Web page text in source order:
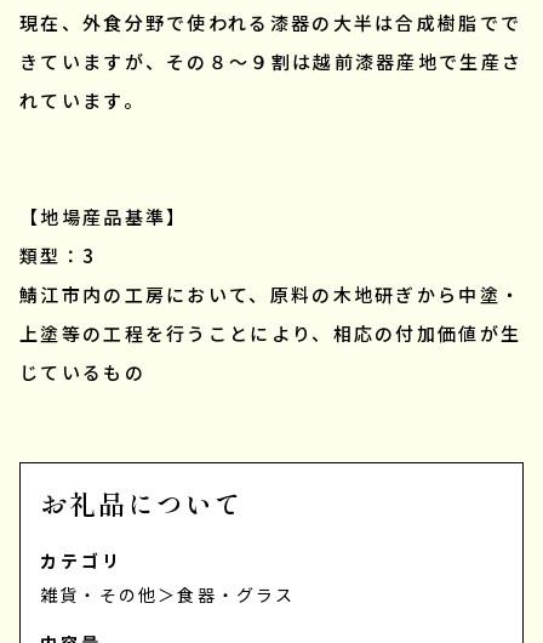
現在、外食分野で使われる漆器の大半は合成樹脂でで
きていますが、その８～９割は越前漆器産地で生産さ
れています。
【地場産品基準】
類型：3
鯖江市内の工房において、原料の木地研ぎから中塗・
上塗等の工程を行うことにより、相応の付加価値が生
じているもの
お礼品について
カテゴリ
雑貨・その他＞食器・グラス